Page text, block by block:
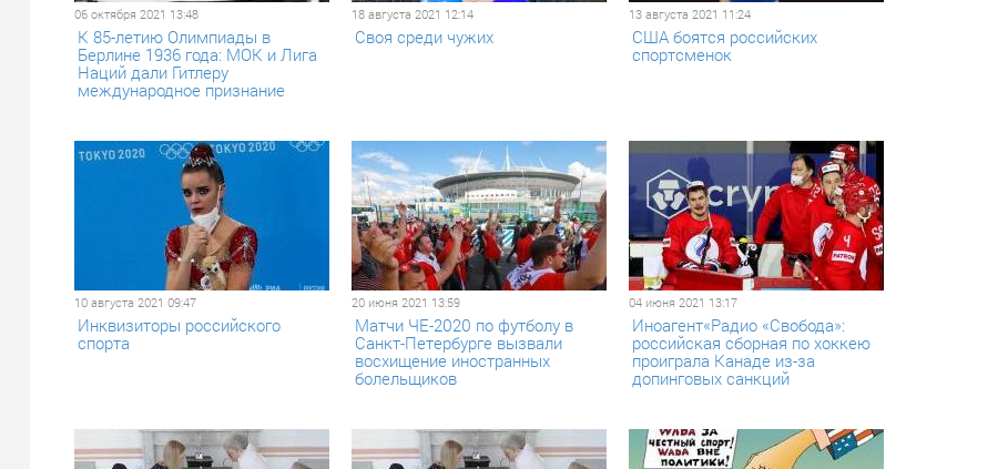
06 октября 2021 13:48
К 85-летию Олимпиады в
Берлине 1936 года: МОК и Лига
Наций дали Гитлеру
международное признание
18 августа 2021 12:14
Своя среди чужих
13 августа 2021 11:24
США боятся российских
спортсменок
10 августа 2021 09:47
Инквизиторы российского
спорта
20 июня 2021 13:59
Матчи ЧЕ-2020 по футболу в
Санкт-Петербурге вызвали
восхищение иностранных
болельщиков
04 июня 2021 13:17
Иноагент«Радио «Свобода»:
российская сборная по хоккею
проиграла Канаде из-за
допинговых санкций